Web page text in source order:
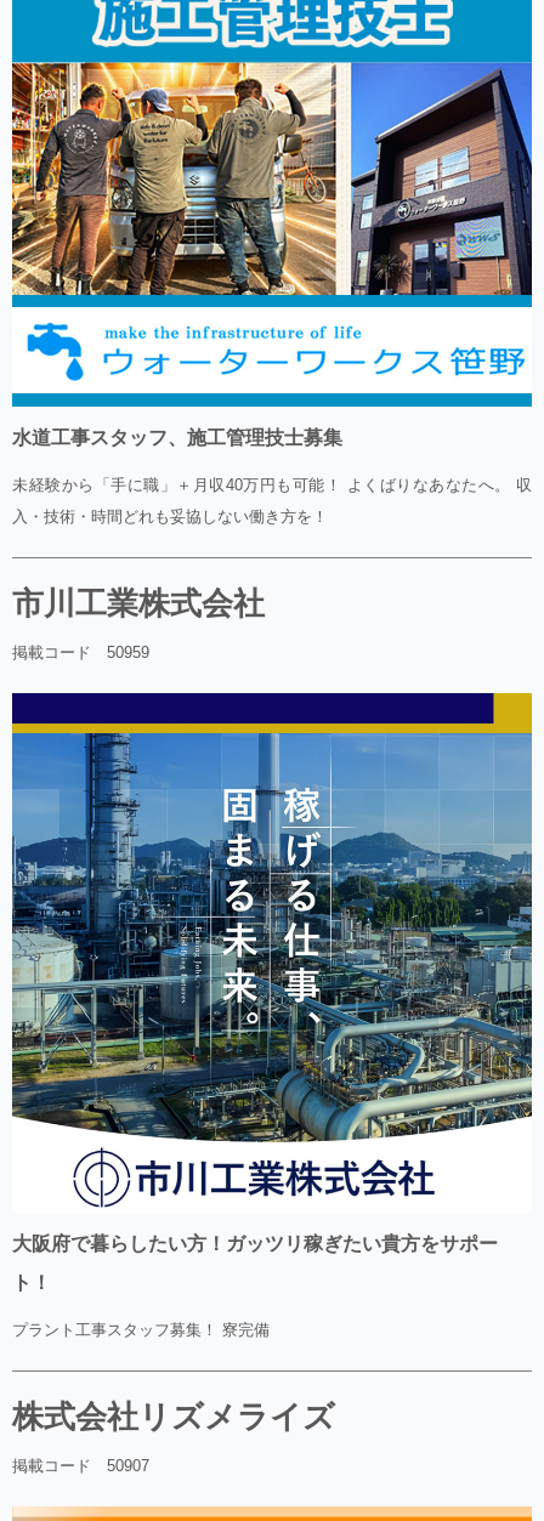
水道工事スタッフ、施工管理技士募集
未経験から「手に職」＋月収40万円も可能！ よくばりなあなたへ。 収
入・技術・時間どれも妥協しない働き方を！
市川工業株式会社
掲載コード 50959
大阪府で暮らしたい方！ガッツリ稼ぎたい貴方をサポー
ト！
プラント工事スタッフ募集！ 寮完備
株式会社リズメライズ
掲載コード 50907